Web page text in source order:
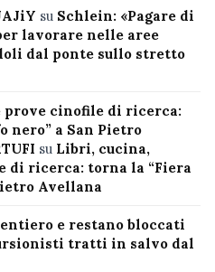
su Schlein: «Pagare di
lavorare nelle aree
dal ponte sullo stretto
prove cinofile di ricerca:
nero” a San Pietro
su Libri, cucina,
di ricerca: torna la “Fiera
Avellana
e restano bloccati
tratti in salvo dal